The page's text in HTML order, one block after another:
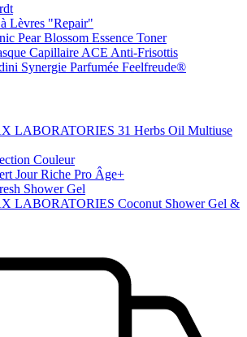
Lèvres "Repair"
Pear Blossom Essence Toner
Capillaire ACE Anti-Frisottis
Synergie Parfumée Feelfreude®
LABORATORIES 31 Herbs Oil Multiuse
Couleur
Jour Riche Pro Âge+
Shower Gel
LABORATORIES Coconut Shower Gel &